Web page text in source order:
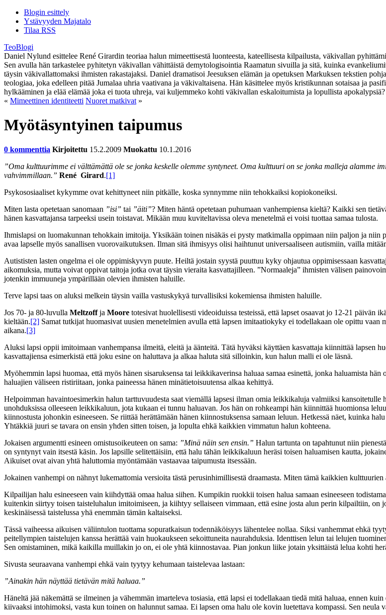
Blogin esittely
Ystävyyden Majatalo
Tilaa RSS
TeoBlogi
Daniel Nylund esittelee René Girardin teoriaa halun mimeettisestä luonteesta, kateellisesta kilpailusta, väkivallan
Sen avulla hän tarkastelee pyhitetyn väkivallan vähittäistä demytologisointia Raamatun sivuilla ja sitä, kuinka
täysin väkivallattomaksi ihmisten rakastajaksi. Daniel dramatisoi Jeesuksen elämän ja opetuksen Markuksen tekstien
teologiaa, joka edelleen pitää Jumalaa uhria vaativana ja väkivaltaisena. Hän käsittelee myös kristikunnan sotaisaa ja
hylkääminen ja elää elämää joka ei tuota uhreja, vai kuljemmeko kohti väkivallan eskaloitumista ja lopullista
« Mimeettinen identiteetti Nuoret matkivat »
Myötäsyntyinen taipumus
0 kommenttia Kirjoitettu 15.2.2009 Muokattu 10.1.2016
”Oma kulttuurimme ei välttämättä ole se jonka keskelle olemme syntyneet. Oma kulttuuri on se jonka malleja alamme
vahvimmillaan.” René Girard.[1]
Psykososiaaliset kykymme ovat kehittyneet niin pitkälle, koska synnymme niin tehokkaiksi kopiokoneiksi.
Miten lasta opetetaan sanomaan ”isi” tai ”äiti”? Miten häntä opetetaan puhumaan vanhempiensa kieltä? Kaikki sen
hänen kasvattajansa tarpeeksi usein toistavat. Mikään muu kuviteltavissa oleva menetelmä ei voisi tuottaa samaa tulosta.
Ihmislapsi on luomakunnan tehokkain imitoija. Yksikään toinen nisäkäs ei pysty matkimalla oppimaan niin paljon ja
avaa lapselle myös sanallisen vuorovaikutuksen. Ilman sitä ihmisyys olisi haihtunut universaaliseen autismiin, vailla
Autististen lasten ongelma ei ole oppimiskyvyn puute. Heiltä jostain syystä puuttuu kyky ohjautua oppimisessaan
aikomuksia, mutta voivat oppivat taitoja jotka ovat täysin vieraita kasvattajilleen. ”Normaaleja” ihmisten välisen
jotenkin immuuneja ympärillään olevien ihmisten haluille.
Terve lapsi taas on aluksi melkein täysin vailla vastuskykyä turvallisiksi kokemiensa ihmisten haluille.
Jos 70- ja 80-luvulla Meltzoffja Moore totesivat huolellisesti videoiduissa testeissä, että lapset osaavat jo 12-21 päivän
kieltään.[2] Samat tutkijat huomasivat uusien menetelmien avulla että lapsen imitaatiokyky ei todellakaan ole opittu
aikana.[3]
Aluksi lapsi oppii imitoimaan vanhempansa ilmeitä, eleitä ja äänteitä. Tätä hyväksi käyttäen kasvattaja kiinnittää
kasvattajiensa esimerkistä että joku esine on haluttava ja alkaa haluta sitä silloinkin, kun halun malli ei ole läsnä.
Myöhemmin lapsi huomaa, että myös hänen sisaruksensa tai leikkikaverinsa haluaa samaa esinettä, jonka haluamista
haluajien väliseen ristiriitaan, jonka paineessa hänen minätietoisuutensa alkaa kehittyä.
Helpoimman havaintoesimerkin halun tarttuvuudesta saat viemällä lapsesi ilman omia leikkikaluja valmiiksi
unohduksissa olleeseen leikkikaluun, jota kukaan ei tunnu haluavan. Jos hän on rohkeampi hän kiinnittää huomionsa
kiinnostusta johonkin esineeseen. Se riittää herättämään hänen kiinnostuksensa samaan leluun. Hetkessä näet, kuinka
Yhtäkkiä juuri se tavara on ensin yhden sitten toisen, ja lopulta ehkä kaikkien vimmatun halun kohteena.
Jokaisen argumentti esineen omistusoikeuteen on sama: ”Minä näin sen ensin.” Halun tartunta on tapahtunut niin
on syntynyt vain itsestä käsin. Jos lapsille selitettäisiin, että halu tähän leikkikaluun heräsi toisen haluamisen kautta,
Aikuiset ovat aivan yhtä haluttomia myöntämään vastaavaa taipumusta itsessään.
Jokainen vanhempi on nähnyt lukemattomia versioita tästä perusinhimillisestä draamasta. Miten tämä kaikkien
Kilpailijan halu esineeseen vain kiihdyttää omaa halua siihen. Kumpikin ruokkii toisen halua samaan esineeseen
kuitenkin siirtyy toisen taisteluhalun imitoimiseen, ja kiihtyy sellaiseen vimmaan, että esine josta alun perin kilpailtiin, on
keskinäisessä taistelussa yhä enemmän tämän kaltaiseksi.
Tässä vaiheessa aikuisen väliintulon tuottama sopuratkaisun todennäköisyys lähentelee nollaa. Siksi vanhemmat ehkä
peitellympien taistelujen kanssa herättää vain huokaukseen sekoittuneita naurahduksia. Identtisen lelun tai lelujen
Sen omistaminen, mikä kaikilla muillakin jo on, ei ole yhtä kiinnostavaa. Pian jonkun liike jotain yksittäistä lelua kohti
Sivusta seuraavana vanhempi ehkä vain tyytyy kehumaan taistelevaa lastaan:
”Ainakin hän näyttää tietävän mitä haluaa.”
Häneltä jää näkemättä se ilmeinen ja vähemmän imarteleva tosiasia, että lapsi ei todellakaan tiedä mitä haluaa, ennen
kiivaaksi intohimoksi, vasta kun toinen on halunnut samaa. Ei lapsen oma halu ole kovin luetettava kompassi. Sen neula